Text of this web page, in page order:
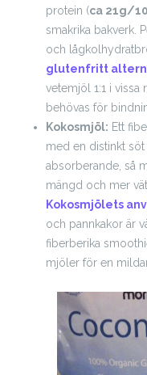
protein (ca 21g/
smakrika bakverk.
och
glutenfritt
vetemjöl 1:1 i vissa
behövas för
Kokosmjöl: Ett
med en distinkt
absorberande, så
mängd och mer
Kokosmjölets
och pannkakor är
fiberberika
mjöler för en